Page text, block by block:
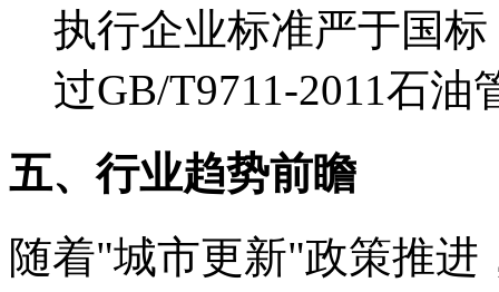
执行企业标准严于国标
过GB/T9711-2011石油
五、行业趋势前瞻
随着"城市更新"政策推进